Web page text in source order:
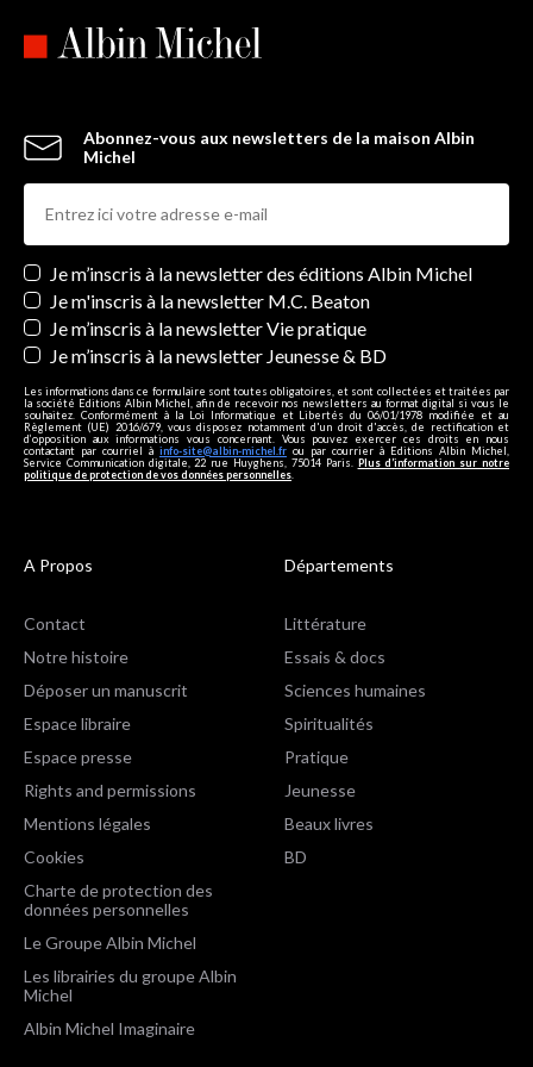
Abonnez-vous aux newsletters de la maison Albin
Michel
Newsletters
Je m’inscris à la newsletter des éditions Albin Michel
Je m'inscris à la newsletter M.C. Beaton
Je m’inscris à la newsletter Vie pratique
Je m’inscris à la newsletter Jeunesse & BD
Les informations dans ce formulaire sont toutes obligatoires, et sont collectées et traitées par
la société Editions Albin Michel, afin de recevoir nos newsletters au format digital si vous le
souhaitez. Conformément à la Loi Informatique et Libertés du 06/01/1978 modifiée et au
Règlement (UE) 2016/679, vous disposez notamment d'un droit d'accès, de rectification et
d’opposition aux informations vous concernant. Vous pouvez exercer ces droits en nous
contactant par courriel à info-site@albin-michel.fr ou par courrier à Editions Albin Michel,
Service Communication digitale, 22 rue Huyghens, 75014 Paris. Plus d’information sur notre
politique de protection de vos données personnelles
A Propos
Contact
Notre histoire
Déposer un manuscrit
Espace libraire
Espace presse
Rights and permissions
Mentions légales
Cookies
Charte de protection des
données personnelles
Le Groupe Albin Michel
Les librairies du groupe Albin
Michel
Albin Michel Imaginaire
Départements
Littérature
Essais & docs
Sciences humaines
Spiritualités
Pratique
Jeunesse
Beaux livres
BD